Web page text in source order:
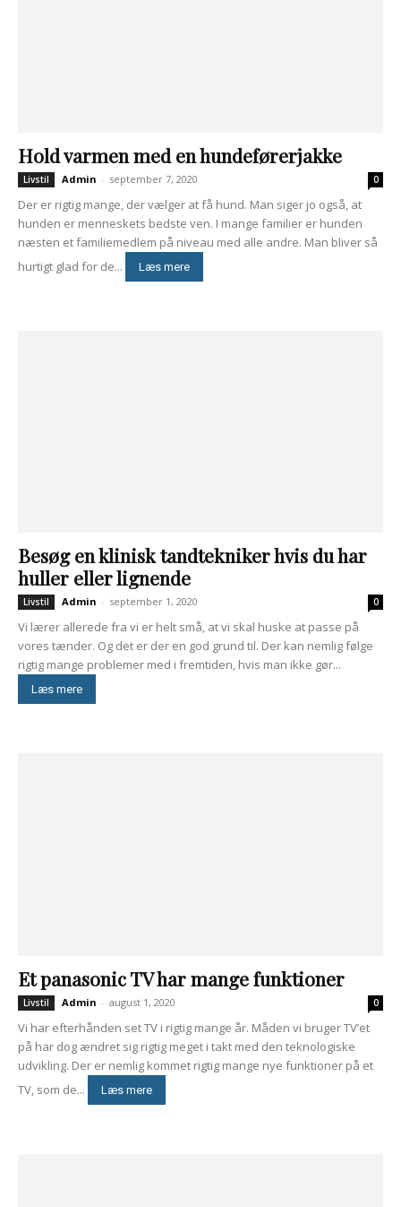
Hold varmen med en hundeførerjakke
Livstil Admin - september 7, 2020 0
Der er rigtig mange, der vælger at få hund. Man siger jo også, at
hunden er menneskets bedste ven. I mange familier er hunden
næsten et familiemedlem på niveau med alle andre. Man bliver så
hurtigt glad for de...
Læs mere
Besøg en klinisk tandtekniker hvis du har
huller eller lignende
Livstil Admin - september 1, 2020 0
Vi lærer allerede fra vi er helt små, at vi skal huske at passe på
vores tænder. Og det er der en god grund til. Der kan nemlig følge
rigtig mange problemer med i fremtiden, hvis man ikke gør...
Læs mere
Et panasonic TV har mange funktioner
Livstil Admin - august 1, 2020 0
Vi har efterhånden set TV i rigtig mange år. Måden vi bruger TV’et
på har dog ændret sig rigtig meget i takt med den teknologiske
udvikling. Der er nemlig kommet rigtig mange nye funktioner på et
TV, som de...
Læs mere